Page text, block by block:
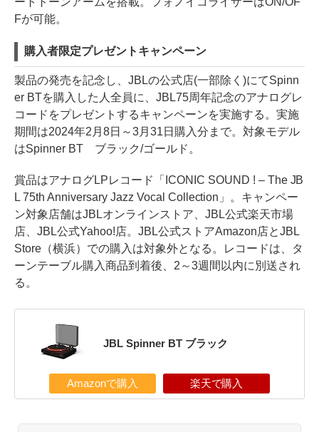
Fが可能。
購入者限定プレゼントキャンペーン
製品の発売を記念し、JBLの公式店(一部除く)にてSpinn
er BTを購入した人全員に、JBL75周年記念のアナログレ
コードをプレゼントするキャンペーンを実施する。実施
期間は2024年2月8日～3月31日購入分まで。対象モデル
はSpinner BT ブラック/ゴールド。
賞品はアナログLPレコード「ICONIC SOUND ! – The JB
L 75th Anniversary Jazz Vocal Collection」。キャンペー
ン対象店舗はJBLオンラインストア、JBL公式楽天市場
店、JBL公式Yahoo!店。JBL公式ストアAmazon店とJBL
Store（横浜）での購入は対象外となる。レコードは、タ
ーンテーブル購入商品到着後、2～3週間以内に別送され
る。
JBL Spinner BT ブラック
Amazonで購入 楽天で購入